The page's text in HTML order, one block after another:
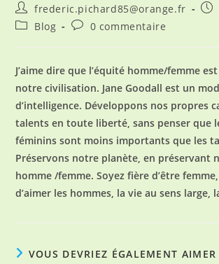
Auteur/autrice
de
la
publication :
frederic.pichard85@orange.fr
PostBlog
Commentaires
la
publication :
0 commentaire
J’aime dire que l’équité homme/femme
notre civilisation. Jane Goodall est un
d’intelligence. Développons nos propres
talents en toute liberté, sans penser que
féminins sont moins importants que les
Préservons notre planète, en préservant
homme /femme. Soyez fière d’être
d’aimer les hommes, la vie au sens large,
VOUS DEVRIEZ ÉGALEMENT AIMER